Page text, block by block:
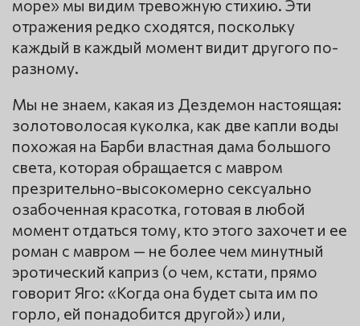
море» мы видим тревожную стихию. Эти
отражения редко сходятся, поскольку
каждый в каждый момент видит другого по-
разному.
Мы не знаем, какая из Дездемон настоящая:
золотоволосая куколка, как две капли воды
похожая на Барби властная дама большого
света, которая обращается с мавром
презрительно-высокомерно сексуально
озабоченная красотка, готовая в любой
момент отдаться тому, кто этого захочет и ее
роман с мавром — не более чем минутный
эротический каприз (о чем, кстати, прямо
говорит Яго: «Когда она будет сыта им по
горло, ей понадобится другой») или,